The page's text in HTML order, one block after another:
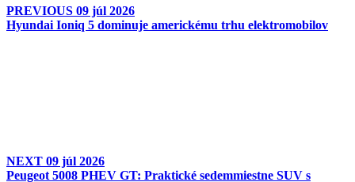
PREVIOUS 09 júl 2026
Hyundai Ioniq 5 dominuje americkému trhu elektromobilov
NEXT 09 júl 2026
Peugeot 5008 PHEV GT: Praktické sedemmiestne SUV s